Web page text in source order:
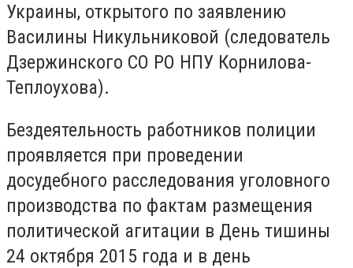
Украины, открытого по заявлению
Василины Никульниковой (следователь
Дзержинского СО РО НПУ Корнилова-
Теплоухова).
Бездеятельность работников полиции
проявляется при проведении
досудебного расследования уголовного
производства по фактам размещения
политической агитации в День тишины
24 октября 2015 года и в день